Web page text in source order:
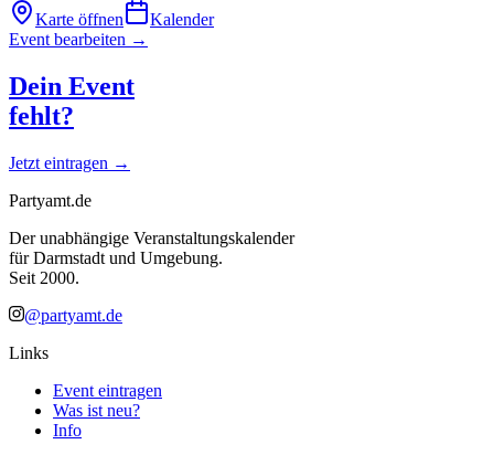
Karte öffnen
Kalender
Event bearbeiten →
Dein Event
fehlt?
Jetzt eintragen →
Partyamt.de
Der unabhängige Veranstaltungskalender
für Darmstadt und Umgebung.
Seit 2000.
@partyamt.de
Links
Event eintragen
Was ist neu?
Info